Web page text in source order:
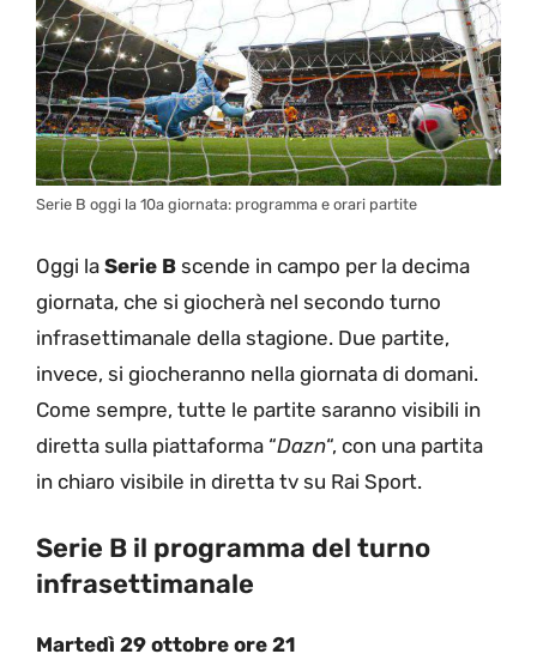
Serie B oggi la 10a giornata: programma e orari partite
Oggi la Serie B scende in campo per la decima
giornata, che si giocherà nel secondo turno
infrasettimanale della stagione. Due partite,
invece, si giocheranno nella giornata di domani.
Come sempre, tutte le partite saranno visibili in
diretta sulla piattaforma “Dazn“, con una partita
in chiaro visibile in diretta tv su Rai Sport.
Serie B il programma del turno
infrasettimanale
Martedì 29 ottobre ore 21